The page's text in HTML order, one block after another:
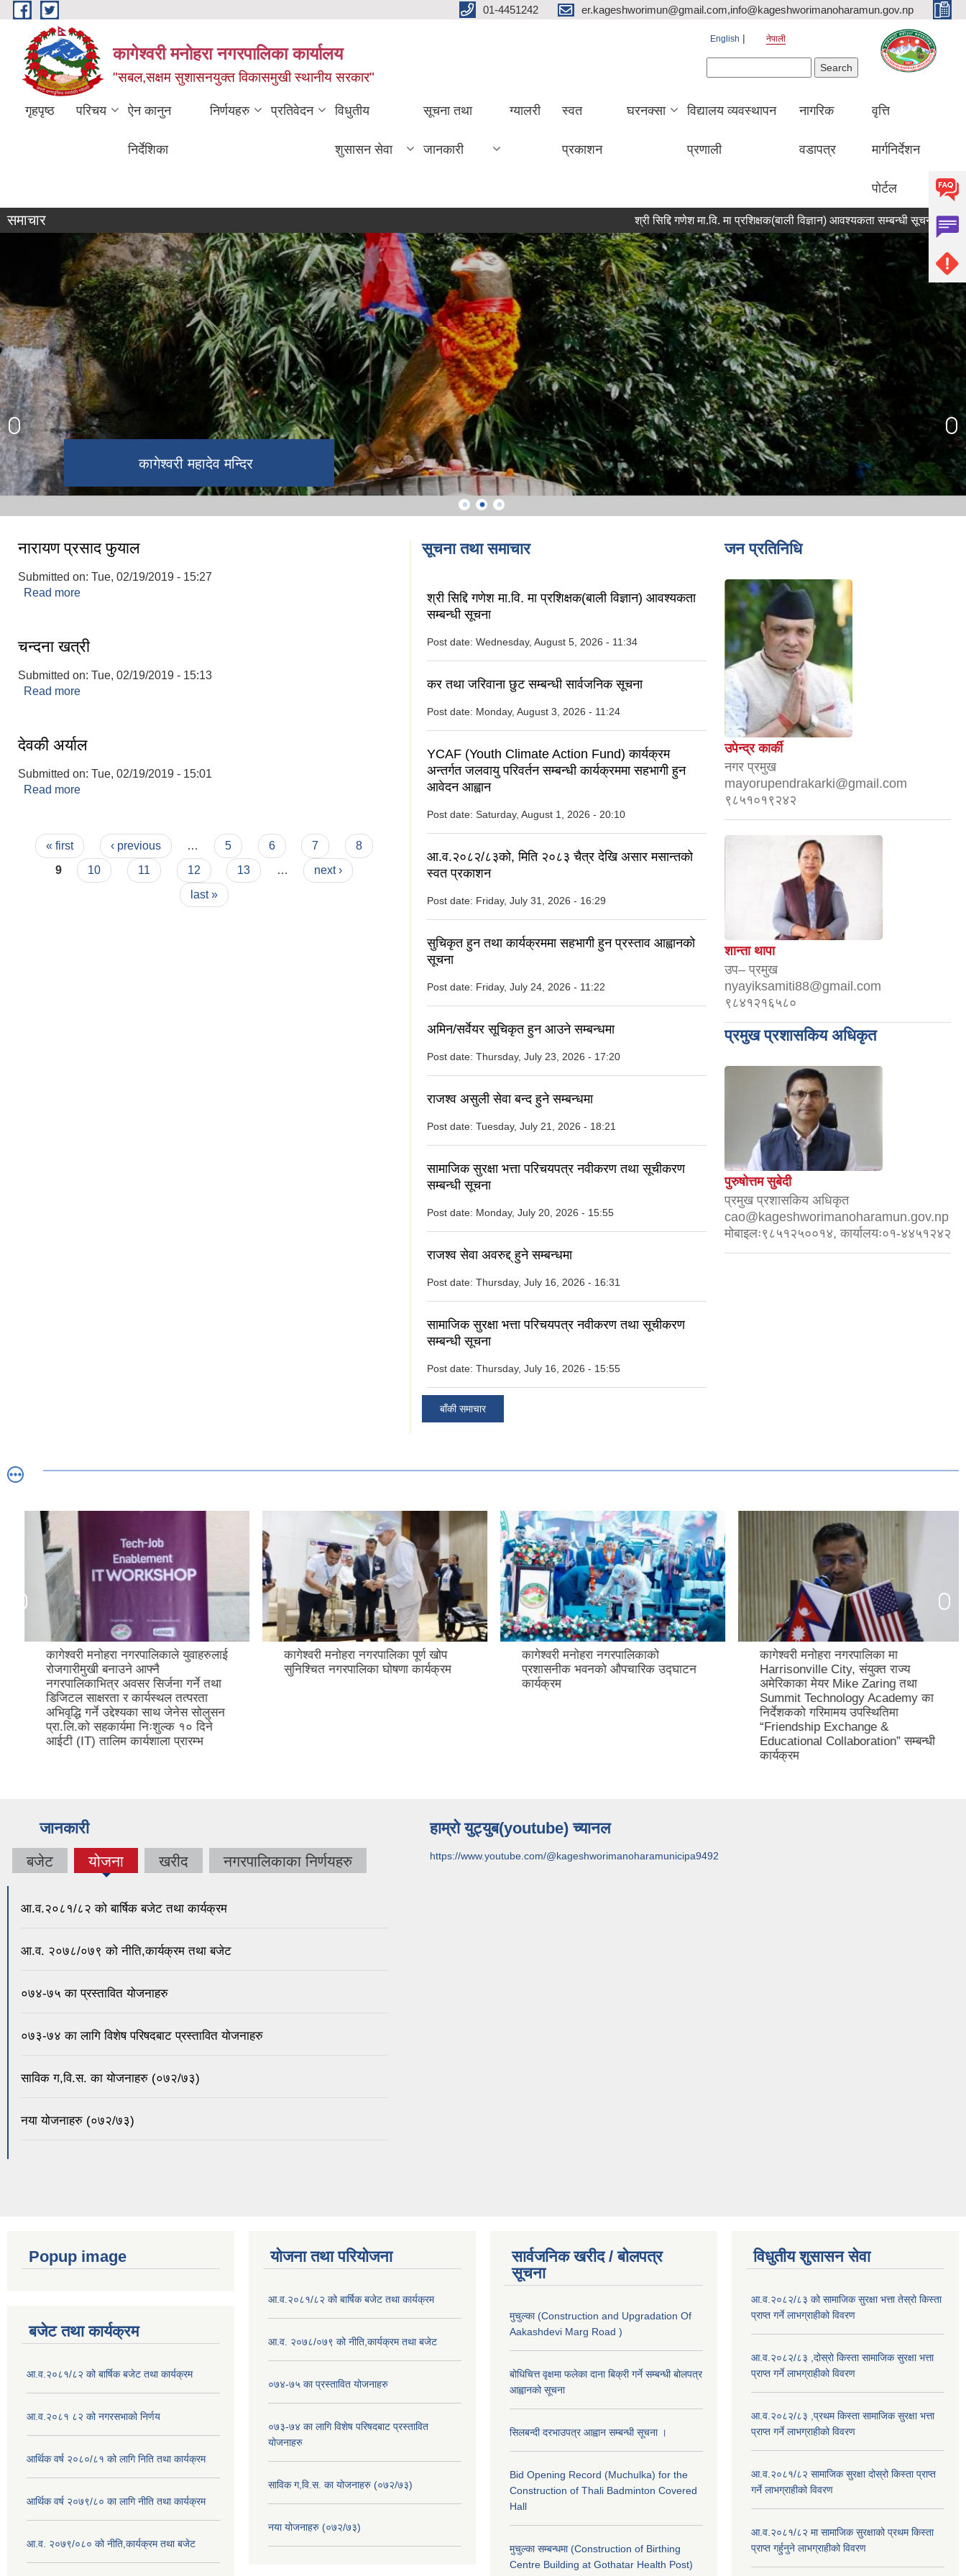
Skip to main content 01-4451242 er.kageshworimun@gmail.com,info@kageshworimanoharamun.gov.np
कागेश्वरी मनोहरा नगरपालिका कार्यालय
"सबल,सक्षम सुशासनयुक्त विकासमुखी स्थानीय सरकार"
English नेपाली
गृहपृष्ठ परिचय ऐन कानुन
निर्देशिका
निर्णयहरु प्रतिवेदन विधुतीय
शुसासन सेवा
सूचना तथा
जानकारी
ग्यालरी स्वत
प्रकाशन
घरनक्सा विद्यालय व्यवस्थापन
प्रणाली
नागरिक
वडापत्र
वृत्ति
मार्गनिर्देशन
पोर्टल
समाचार श्री सिद्दि गणेश मा.वि. मा प्रशिक्षक(बाली विज्ञान) आवश्यकता सम्बन्धी सूचना कर तथा
नवतनधाम
कागेश्वरी महादेव मन्दिर
नारायण प्रसाद फुयाल
Submitted on: Tue, 02/19/2019 - 15:27
Read more
चन्दना खत्री
Submitted on: Tue, 02/19/2019 - 15:13
Read more
देवकी अर्याल
Submitted on: Tue, 02/19/2019 - 15:01
Read more
Pages
« first ‹ previous … 5 6 7
8
9
10 11 12 13 …
next ›
last »
सूचना तथा समाचार
श्री सिद्दि गणेश मा.वि. मा प्रशिक्षक(बाली विज्ञान) आवश्यकता
सम्बन्धी सूचना
Post date: Wednesday, August 5, 2026 - 11:34
कर तथा जरिवाना छुट सम्बन्धी सार्वजनिक सूचना
Post date: Monday, August 3, 2026 - 11:24
YCAF (Youth Climate Action Fund) कार्यक्रम
अन्तर्गत जलवायु परिवर्तन सम्बन्धी कार्यक्रममा सहभागी हुन
आवेदन आह्वान
Post date: Saturday, August 1, 2026 - 20:10
आ.व.२०८२/८३को, मिति २०८३ चैत्र देखि असार मसान्तको
स्वत प्रकाशन
Post date: Friday, July 31, 2026 - 16:29
सुचिकृत हुन तथा कार्यक्रममा सहभागी हुन प्रस्ताव आह्वानको
सूचना
Post date: Friday, July 24, 2026 - 11:22
अमिन/सर्वेयर सूचिकृत हुन आउने सम्बन्धमा
Post date: Thursday, July 23, 2026 - 17:20
राजश्व असुली सेवा बन्द हुने सम्बन्धमा
Post date: Tuesday, July 21, 2026 - 18:21
सामाजिक सुरक्षा भत्ता परिचयपत्र नवीकरण तथा सूचीकरण
सम्बन्धी सूचना
Post date: Monday, July 20, 2026 - 15:55
राजश्व सेवा अवरुद्द् हुने सम्बन्धमा
Post date: Thursday, July 16, 2026 - 16:31
सामाजिक सुरक्षा भत्ता परिचयपत्र नवीकरण तथा सूचीकरण
सम्बन्धी सूचना
Post date: Thursday, July 16, 2026 - 15:55
बाँकी समाचार
जन प्रतिनिधि
उपेन्द्र कार्की
नगर प्रमुख
mayorupendrakarki@gmail.com
९८५१०१९२४२
शान्ता थापा
उप– प्रमुख
nyayiksamiti88@gmail.com
९८४१२१६५८०
प्रमुख प्रशासकिय अधिकृत
पुरुषोत्तम सुबेदी
प्रमुख प्रशासकिय अधिकृत
cao@kageshworimanoharamun.gov.np
मोबाइलः९८५१२५००१४, कार्यालयः०१-४४५१२४२
कागेश्वरी मनोहरा नगरपालिकाले युवाहरुलाई
रोजगारीमुखी बनाउने आफ्नै
नगरपालिकाभित्र अवसर सिर्जना गर्ने तथा
डिजिटल साक्षरता र कार्यस्थल तत्परता
अभिवृद्धि गर्ने उद्देश्यका साथ जेनेस सोलुसन
प्रा.लि.को सहकार्यमा निःशुल्क १० दिने
आईटी (IT) तालिम कार्यशाला प्रारम्भ
कागेश्वरी मनोहरा नगरपालिका पूर्ण खोप
सुनिश्चित नगरपालिका घोषणा कार्यक्रम
कागेश्वरी मनोहरा नगरपालिकाको
प्रशासनीक भवनको औपचारिक उद्घाटन
कार्यक्रम
कागेश्वरी मनोहरा नगरपालिका मा
Harrisonville City, संयुक्त राज्य
अमेरिकाका मेयर Mike Zaring तथा
Summit Technology Academy का
निर्देशकको गरिमामय उपस्थितिमा
“Friendship Exchange &
Educational Collaboration” सम्बन्धी
कार्यक्रम
जानकारी
बजेट योजना
(active
खरीद नगरपालिकाका निर्णयहरु
आ.व.२०८१/८२ को बार्षिक बजेट तथा कार्यक्रम
आ.व. २०७८/०७९ को नीति,कार्यक्रम तथा बजेट
०७४-७५ का प्रस्तावित योजनाहरु
०७३-७४ का लागि विशेष परिषदबाट प्रस्तावित योजनाहरु
साविक ग,वि.स. का योजनाहरु (०७२/७३)
नया योजनाहरु (०७२/७३)
हाम्रो युट्युब(youtube) च्यानल
https://www.youtube.com/@kageshworimanoharamunicipa9492
Popup image
बजेट तथा कार्यक्रम
आ.व.२०८१/८२ को बार्षिक बजेट तथा कार्यक्रम
आ.व.२०८१ ८२ को नगरसभाको निर्णय
आर्थिक वर्ष २०८०/८१ को लागि निति तथा कार्यक्रम
आर्थिक वर्ष २०७९/८० का लागि नीति तथा कार्यक्रम
आ.व. २०७९/०८० को नीति,कार्यक्रम तथा बजेट
योजना तथा परियोजना
आ.व.२०८१/८२ को बार्षिक बजेट तथा कार्यक्रम
आ.व. २०७८/०७९ को नीति,कार्यक्रम तथा बजेट
०७४-७५ का प्रस्तावित योजनाहरु
०७३-७४ का लागि विशेष परिषदबाट प्रस्तावित
योजनाहरु
साविक ग,वि.स. का योजनाहरु (०७२/७३)
नया योजनाहरु (०७२/७३)
सार्वजनिक खरीद / बोलपत्र
सूचना
मुचुल्का (Construction and Upgradation Of
Aakashdevi Marg Road )
बोधिचित्त वृक्षमा फलेका दाना बिक्री गर्ने सम्बन्धी बोलपत्र
आह्वानको सूचना
सिलबन्दी दरभाउपत्र आह्वान सम्बन्धी सूचना ।
Bid Opening Record (Muchulka) for the
Construction of Thali Badminton Covered
Hall
मुचुल्का सम्बन्धमा (Construction of Birthing
Centre Building at Gothatar Health Post)
विधुतीय शुसासन सेवा
आ.व.२०८२/८३ को सामाजिक सुरक्षा भत्ता तेस्रो किस्ता
प्राप्त गर्ने लाभग्राहीको विवरण
आ.व.२०८२/८३ ,दोस्रो किस्ता सामाजिक सुरक्षा भत्ता
प्राप्त गर्ने लाभग्राहीको विवरण
आ.व.२०८२/८३ ,प्रथम किस्ता सामाजिक सुरक्षा भत्ता
प्राप्त गर्ने लाभग्राहीको विवरण
आ.व.२०८१/८२ सामाजिक सुरक्षा दोस्रो किस्ता प्राप्त
गर्ने लाभग्राहीको विवरण
आ.व.२०८१/८२ मा सामाजिक सुरक्षाको प्रथम किस्ता
प्राप्त गर्हुनुने लाभग्राहीको विवरण